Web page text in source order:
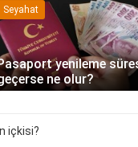
Seyahat
yenileme
ne olur?
içkisi?